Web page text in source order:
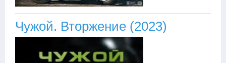
Чужой. Вторжение (2023)